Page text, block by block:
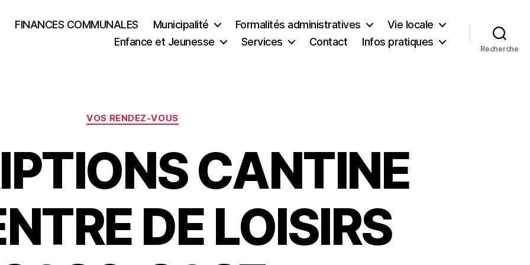
FINANCES COMMUNALES Municipalité Formalités administratives
Vie locale
Enfance et Jeunesse
Services Contact Infos pratiques
Recherche
Catégories
VOS RENDEZ-VOUS
CANTINE
DE LOISIRS